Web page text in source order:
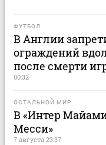
ФУТБОЛ
В Англии
ограждений
после смерти
00:32
ОСТАЛЬНОЙ МИР
В «Интер
Месси»
7 августа 23:37